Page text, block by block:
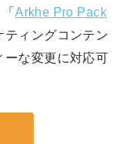
「Arkhe Pro Pack
ティングコンテン
ーな変更に対応可